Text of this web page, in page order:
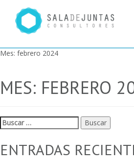
Mes: febrero 2024
MES: FEBRERO
Buscar:
ENTRADAS